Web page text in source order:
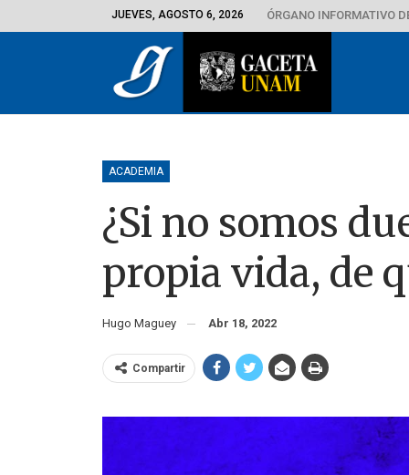
JUEVES, AGOSTO 6, 2026 ÓRGANO INFORMATIVO
ACADEMIA
¿Si no somos
propia vida, de
Hugo Maguey Abr 18, 2022
Compartir